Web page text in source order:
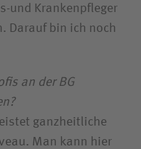
und Krankenpfleger
Darauf bin ich noch
an der BG
ganzheitliche
Man kann hier